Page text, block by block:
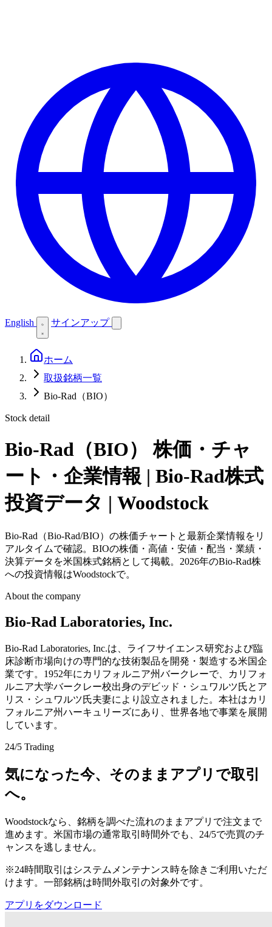
English サインアップ
ホーム
取扱銘柄一覧
Bio-Rad（BIO）
Stock detail
Bio-Rad（BIO）
株価・チャ
ート・企業情報 | Bio-Rad株式
投資データ | Woodstock
Bio-Rad（Bio-Rad/BIO）の株価チャートと最新企業情報をリ
アルタイムで確認。BIOの株価・高値・安値・配当・業績・
決算データを米国株式銘柄として掲載。2026年のBio-Rad株
への投資情報はWoodstockで。
About the company
Bio-Rad Laboratories, Inc.
Bio-Rad Laboratories, Inc.は、ライフサイエンス研究および臨
床診断市場向けの専門的な技術製品を開発・製造する米国企
業です。1952年にカリフォルニア州バークレーで、カリフォ
ルニア大学バークレー校出身のデビッド・シュワルツ氏とア
リス・シュワルツ氏夫妻により設立されました。本社はカリ
フォルニア州ハーキュリーズにあり、世界各地で事業を展開
しています。
24/5 Trading
気になった今、そのままアプリで取引
へ。
Woodstockなら、銘柄を調べた流れのままアプリで注文まで
進めます。米国市場の通常取引時間外でも、24/5で売買のチ
ャンスを逃しません。
※24時間取引はシステムメンテナンス時を除きご利用いただ
けます。一部銘柄は時間外取引の対象外です。
アプリをダウンロード